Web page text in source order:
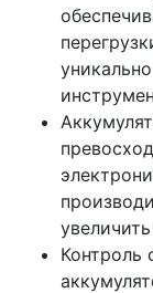
Контроль